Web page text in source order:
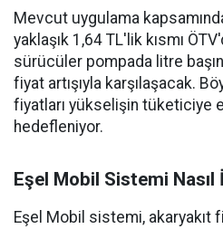
Mevcut uygulama
yaklaşık 1,64 TL'lik kısmı
sürücüler pompada litre
fiyat artışıyla karşılaşacak.
fiyatları yükselişin tüketiciye
hedefleniyor.
Eşel Mobil Sistemi Nasıl
Eşel Mobil sistemi, akaryakıt